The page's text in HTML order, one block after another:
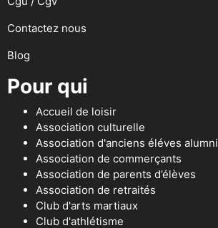
Contactez nous
Blog
Pour qui
Accueil de loisir
Association culturelle
Association d'anciens éléves alumni
Association de commerçants
Association de parents d’élèves
Association de retraités
Club d'arts martiaux
Club d'athlétisme